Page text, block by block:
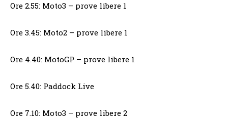
Ore 2.55: Moto3 – prove libere 1
Ore 3.45: Moto2 – prove libere 1
Ore 4.40: MotoGP – prove libere 1
Ore 5.40: Paddock Live
Ore 7.10: Moto3 – prove libere 2